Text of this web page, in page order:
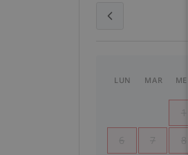
LUN MAR MER
1
6 7 8